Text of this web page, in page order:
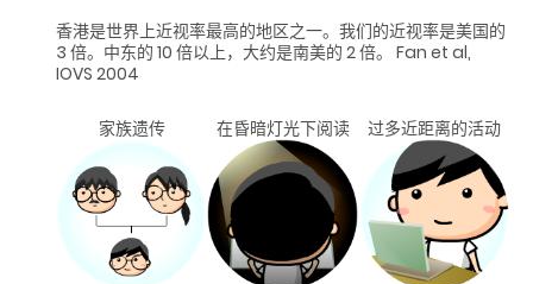
香港是世界上近视率最高的地区之一。我们的近视率是美国的
3 倍。中东的 10 倍以上，大约是南美的 2 倍。 Fan et al,
IOVS 2004
家族遗传 在昏暗灯光下阅读 过多近距离的活动